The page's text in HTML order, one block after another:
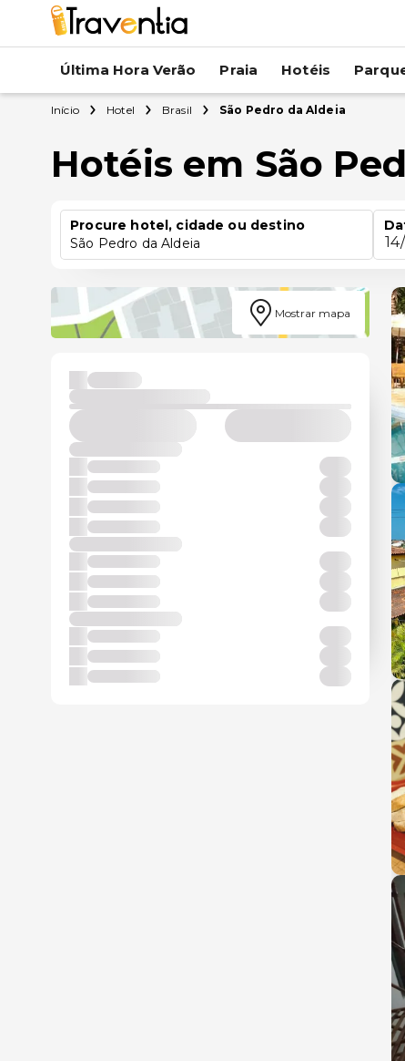
Última Hora Verão Praia Hotéis
Início Hotel Brasil São Pedro da Aldeia
Hotéis em São
Procure hotel, cidade ou destino
São Pedro da Aldeia
Mostrar mapa